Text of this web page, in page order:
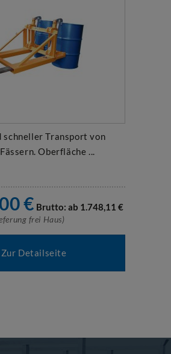
schneller Transport von
Oberfläche ...
€ Brutto: ab 1.748,11 €
frei Haus)
Zur Detailseite